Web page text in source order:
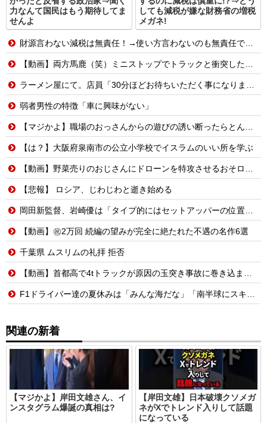
力なんて国民はもう期待してま
せんよ
しても減税が嫌な財務省の増税
メガネ!
財源言わない減税は無責任！→使い方言わないのも無責任では？
【動画】両方馬鹿（笑）ミニストップでトラックと衝突したドラレコが（ノ∇`）
ラーメン屋にて。店員「30分ほどお待ちいただく事になります」友人「あ、じゃあいいです」→店を出た友人「ラーメン店Aに行こう」俺「え？」→その店までの距離は…
弱者男性の特徴「車に興味がない」
【マジかよ】職場のおっさんからの遊びの誘い断ったらとんでもないこと言われたんだが
【は？】大阪府泉南市の公立小学校でイスラムのいい所を学ぶ
【動画】野菜売りのおじさんにドローンを特攻させるおそロシア。
【悲報】 ロシア、じわじわと逝き始める
岡田新監督、岩崎優は「タイプ的にはセットアッパーの位置が一番合うてる」←おーん
【動画】㊗️2万回 続編の望みが完全に絶たれた不遇の名作6選
千葉県 ムスリムの礼拝 拒否
【動画】首都高で4tトラックが原因の玉突き事故に巻き込まれた軽バンの車載。
F1ドライバー達の夏休みは「みんな海だな」「南半球にスキーしに行くやついねえのか」との意見
関連の新着
【マジかよ】岸田文雄さん、イ
ンスタグラム爆誕の真相は?
【岸田文雄】日本破壊クソメガ
ネがXでトレンド入りして話題
になっている